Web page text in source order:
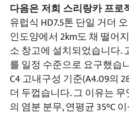
다음은 저희 스리랑카 프로
유럽식 HD7.5톤 단일 거더
인도양에서 2km도 채 떨어
소 창고에 설치되었습니다.
를 일정 수준으로 요구했습
C4 고내구성 기준(A4.09의
더 두껍습니다. 그 이유는
의 염분 분무, 연평균 35°C